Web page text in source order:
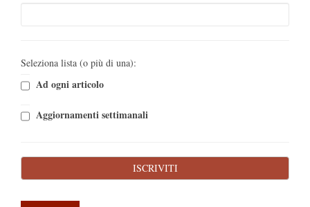
Seleziona lista (o più di una):
Ad ogni articolo
Aggiornamenti settimanali